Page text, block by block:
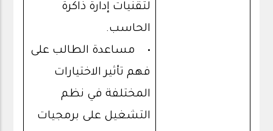
لتقنيات إدارة ذاكرة
الحاسب.
• مساعدة الطالب على
فهم تأثير الاختيارات
المختلفة في نظم
التشغيل على برمجيات